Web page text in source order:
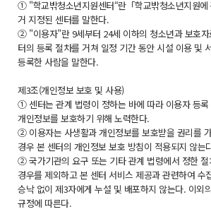
① "학교밖청소년지원센터“란「학교밖청소년지원에
거 지정된 센터를 말한다.
② "이용자"란 9세부터 24세 이하의 청소년과 보호자
터의 등록 절차를 거쳐 일정 기간 동안 시설 이용 및
등록한 사람을 말한다.
제3조(개인정보 보호 및 사용)
① 센터는 관계 법령이 정하는 바에 따라 이용자 등록
개인정보를 보호하기 위해 노력한다.
② 이용자는 사생활과 개인정보를 보호받을 권리를
경우 본 센터의 개인정보 보호 방침이 적용되지 않는
② 국가기관의 요구 또는 기타 관계 법령에서 정한 절
경우를 제외하고 본 센터 서비스 제공과 관련하여 수
승낙 없이 제3자에게 누설 및 배포하지 않는다. 이외
규정에 따른다.